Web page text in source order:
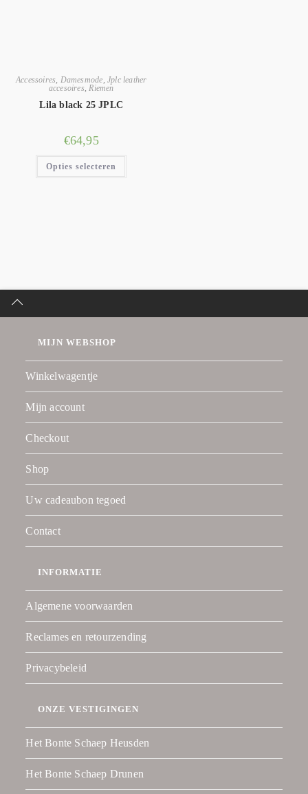
Accessoires, Damesmode, Jplc leather
accesoires,Riemen
Lila black 25 JPLC
€64,95
Opties selecteren
MIJN WEBSHOP
Winkelwagentje
Mijn account
Checkout
Shop
Uw cadeaubon tegoed
Contact
INFORMATIE
Algemene voorwaarden
Reclames en retourzending
Privacybeleid
ONZE VESTIGINGEN
Het Bonte Schaep Heusden
Het Bonte Schaep Drunen